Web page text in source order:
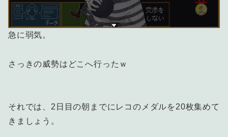
急に弱気。
さっきの威勢はどこへ行ったｗ
それでは、2日目の朝までにレコのメダルを20枚集めて
きましょう。